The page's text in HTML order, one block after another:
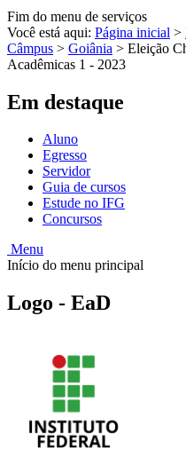
Fim do menu de serviços
Você está aqui: Página inicial >
Câmpus > Goiânia > Eleição
Acadêmicas 1 - 2023
Em destaque
Aluno
Egresso
Servidor
Guia de cursos
Estude no IFG
Concursos
Menu
Início do menu principal
Logo - EaD